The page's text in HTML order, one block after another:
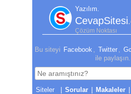
Yazılım.
CevapSitesi
Çözüm Noktası
Bu siteyi Facebook Twitter
ile paylaşın.
| Sorular | Makaleler |